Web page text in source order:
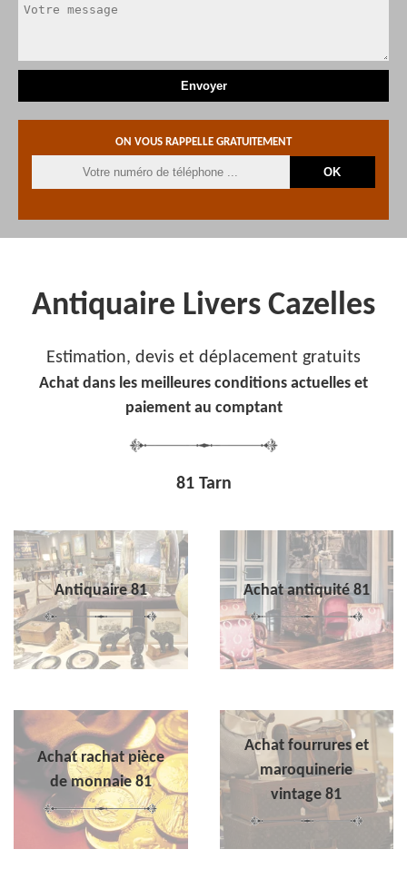
ON VOUS RAPPELLE GRATUITEMENT
Antiquaire Livers Cazelles
Estimation, devis et déplacement gratuits
Achat dans les meilleures conditions actuelles et
paiement au comptant
81 Tarn
Antiquaire 81 Achat antiquité 81
Achat rachat pièce
de monnaie 81
Achat fourrures et
maroquinerie
vintage 81